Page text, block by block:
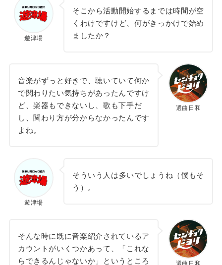
遊津場
そこから活動開始するまでは時間が空
くわけですけど、何がきっかけで始め
ましたか？
選曲日和
音楽がずっと好きで、聴いていて何か
で関わりたい気持ちがあったんですけ
ど、楽器もできないし、歌も下手だ
し、関わり方が分からなかったんです
よね。
遊津場
そういう人は多いでしょうね（僕もそ
う）。
選曲日和
そんな時に既に音楽紹介されているア
カウントがいくつかあって、「これな
らできるんじゃないか」というところ